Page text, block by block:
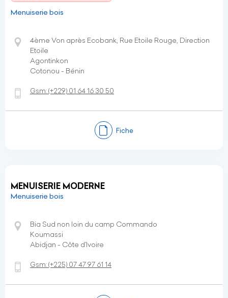
Menuiserie bois
4ème Von après Ecobank, Rue Etoile Rouge, Direction
Etoile
Agontinkon
Cotonou - Bénin
Gsm:(+229) 01 64 16 30 50
Fiche
MENUISERIE MODERNE
Menuiserie bois
Bia Sud non loin du camp Commando
Koumassi
Abidjan - Côte d’Ivoire
Gsm:(+225) 07 47 97 61 14